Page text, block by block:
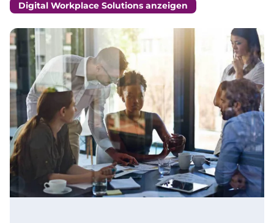
Digital Workplace Solutions anzeigen